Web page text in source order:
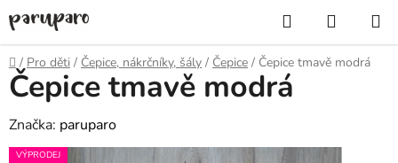
na
obsah
Hledat
KOŠÍK
Domů
/ Pro děti / Čepice, nákrčníky, šály / Čepice / Čepice tmavě modrá
Čepice tmavě modrá
Značka: paruparo
VÝPRODEJ